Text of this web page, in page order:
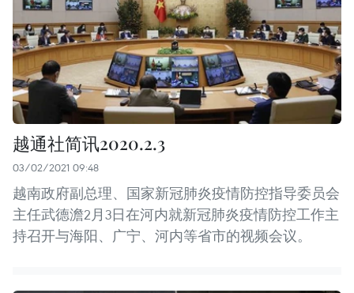
越通社简讯2020.2.3
03/02/2021 09:48
越南政府副总理、国家新冠肺炎疫情防控指导委员会
主任武德澹2月3日在河内就新冠肺炎疫情防控工作主
持召开与海阳、广宁、河内等省市的视频会议。